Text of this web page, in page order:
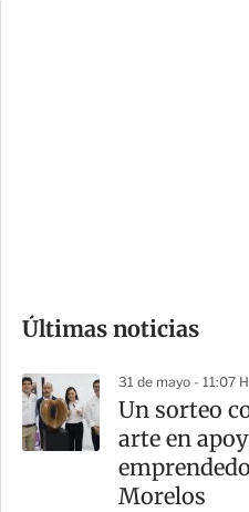
m
a
r
t
Últimas noticias
31 de mayo - 11:07
Un sorteo
arte en
Morelos